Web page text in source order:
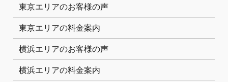
東京エリアのお客様の声
東京エリアの料金案内
横浜エリアのお客様の声
横浜エリアの料金案内